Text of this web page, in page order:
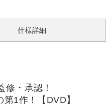
仕様詳細
・承認！
1作！【DVD】